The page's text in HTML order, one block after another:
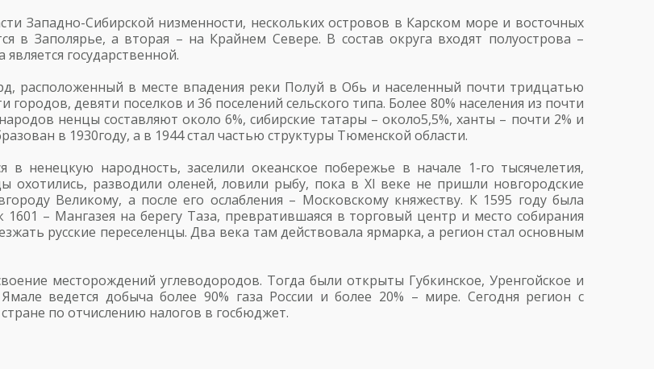
Западно-Сибирской низменности, нескольких островов в Карском море и восточных
в Заполярье, а вторая – на Крайнем Севере. В состав округа входят полуострова –
государственной.
расположенный в месте впадения реки Полуй в Обь и населенный почти тридцатью
девяти поселков и 36 поселений сельского типа. Более 80% населения из почти
ненцы составляют около 6%, сибирские татары – около5,5%, ханты – почти 2% и
в 1930году, а в 1944 стал частью структуры Тюменской области.
ненецкую народность, заселили океанское побережье в начале 1-го тысячелетия,
разводили оленей, ловили рыбу, пока в XI веке не пришли новгородские
Великому, а после его ослабления – Московскому княжеству. К 1595 году была
– Мангазея на берегу Таза, превратившаяся в торговый центр и место собирания
русские переселенцы. Два века там действовала ярмарка, а регион стал основным
месторождений углеводородов. Тогда были открыты Губкинское, Уренгойское и
ведется добыча более 90% газа России и более 20% – мире. Сегодня регион с
по отчислению налогов в госбюджет.